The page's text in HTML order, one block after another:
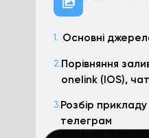
1. Основні
2. Порівняння
onelink (IOS),
3. Розбір
телеграм